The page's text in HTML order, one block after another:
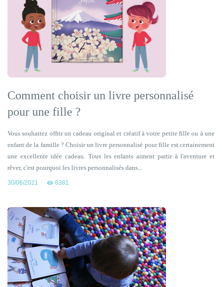
Comment choisir un livre personnalisé
pour une fille ?
Vous souhaitez offrir un cadeau original et créatif à votre petite fille ou à une
enfant de la famille ? Choisir un livre personnalisé pour fille est certainement
une excellente idée cadeau. Tous les enfants aiment partir à l'aventure et
rêver, c'est pourquoi les livres personnalisés dans...
30/06/2021 6381